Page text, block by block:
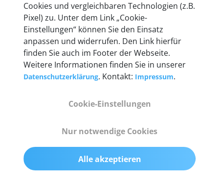
Technische Details &
Lieferumfang
Abmessungen
Gewicht
200 g
Cookies und vergleichbaren Technologien (z.B.
Pixel) zu. Unter dem Link „Cookie-
Einstellungen“ können Sie den Einsatz
anpassen und widerrufen. Den Link hierfür
finden Sie auch im Footer der Webseite.
Weitere Informationen finden Sie in unserer
Datenschutzerklärung. Kontakt: Impressum.
Cookie-Einstellungen
Nur notwendige Cookies
Alle akzeptieren